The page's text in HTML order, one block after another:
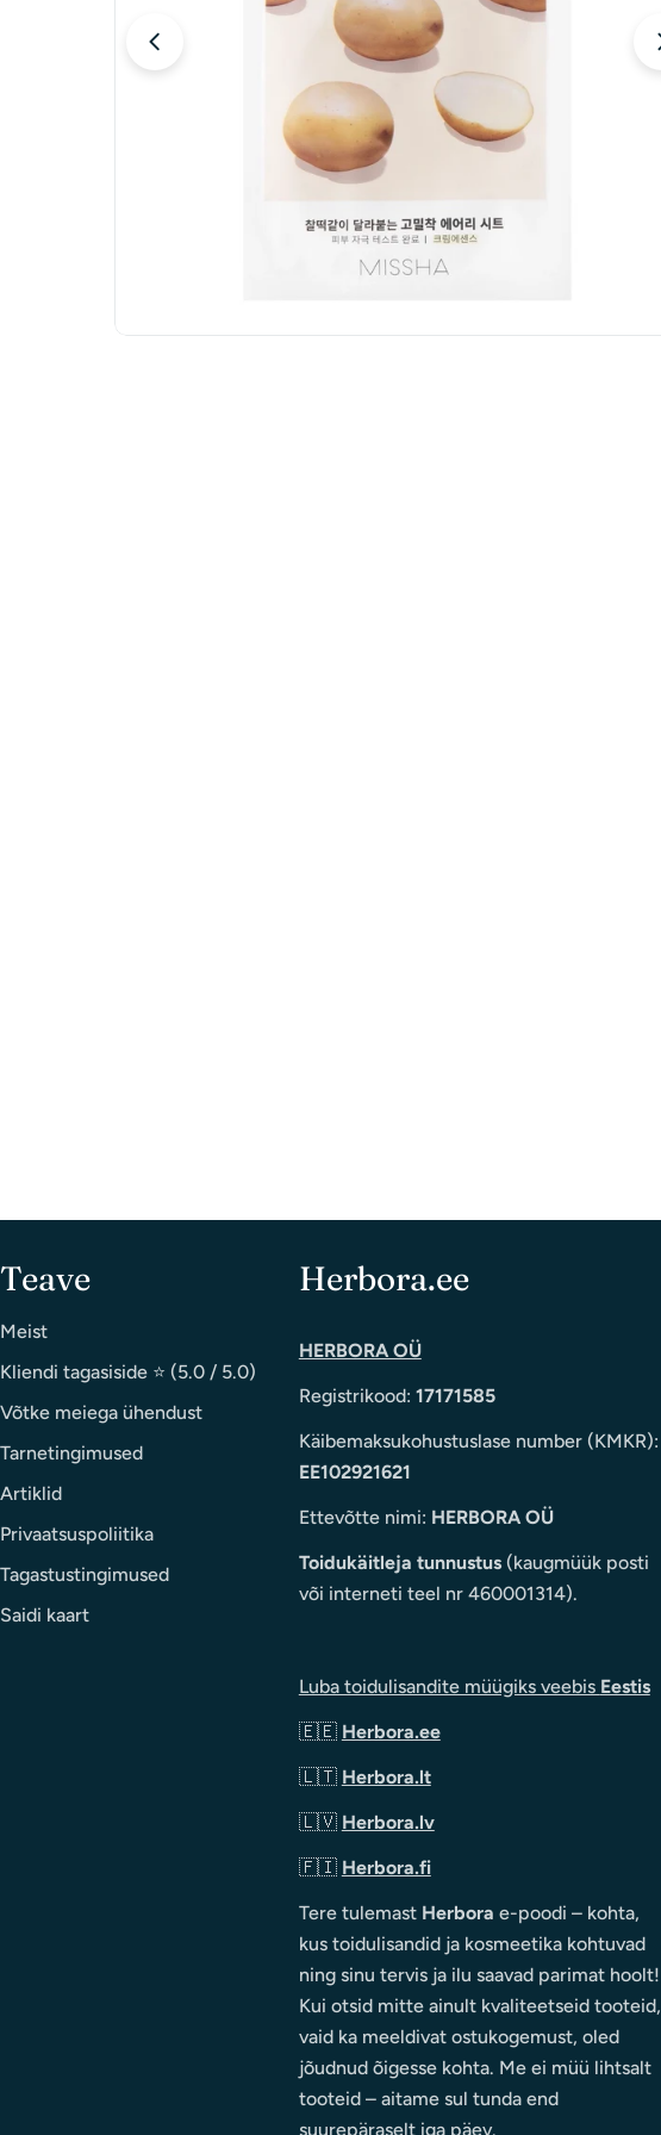
Teave
Meist
Kliendi tagasiside ⭐ (5.0 / 5.0)
Võtke meiega ühendust
Tarnetingimused
Artiklid
Privaatsuspoliitika
Tagastustingimused
Saidi kaart
Herbora.ee
HERBORA OÜ
Registrikood: 17171585
Käibemaksukohustuslase number (KMKR):
EE102921621
Ettevõtte nimi: HERBORA OÜ
Toidukäitleja tunnustus(kaugmüük posti
või interneti teel nr 460001314).
Luba toidulisandite müügiks veebis Eestis
🇪🇪 Herbora.ee
🇱🇹 Herbora.lt
🇱🇻 Herbora.lv
🇫🇮 Herbora.fi
Tere tulemast Herbora e-poodi – kohta,
kus toidulisandid ja kosmeetika kohtuvad
ning sinu tervis ja ilu saavad parimat hoolt!
Kui otsid mitte ainult kvaliteetseid tooteid,
vaid ka meeldivat ostukogemust, oled
jõudnud õigesse kohta. Me ei müü lihtsalt
tooteid – aitame sul tunda end
suurepäraselt iga päev.